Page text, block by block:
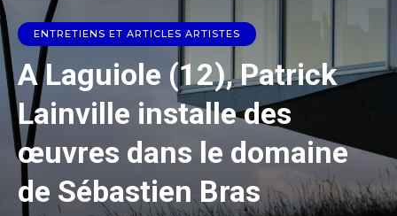
ENTRETIENS ET ARTICLES ARTISTES
A Laguiole (12), Patrick
Lainville installe des
œuvres dans le domaine
de Sébastien Bras